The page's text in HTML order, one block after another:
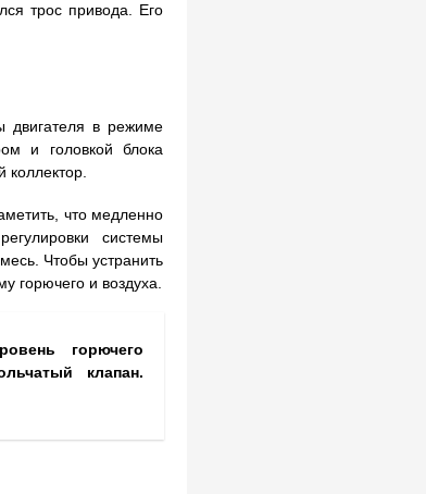
трос привода. Его
двигателя в режиме
и головкой блока
что медленно
системы
Чтобы устранить
горючего и воздуха.
горючего
клапан.